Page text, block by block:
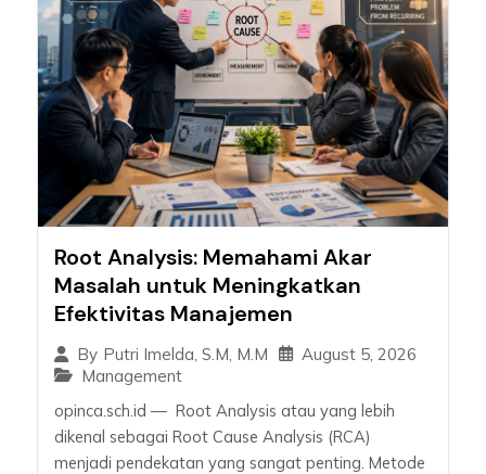
Root Analysis: Memahami Akar
Masalah untuk Meningkatkan
Efektivitas Manajemen
By Putri Imelda, S.M, M.M
August 5, 2026
Management
opinca.sch.id — Root Analysis atau yang lebih
dikenal sebagai Root Cause Analysis (RCA)
menjadi pendekatan yang sangat penting. Metode